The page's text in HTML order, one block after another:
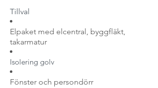
Tillval​
Elpaket med elcentral, byggfläkt,
takarmatur
Isolering golv
Fönster och persondörr